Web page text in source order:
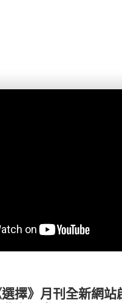
擇》月刊全新網站